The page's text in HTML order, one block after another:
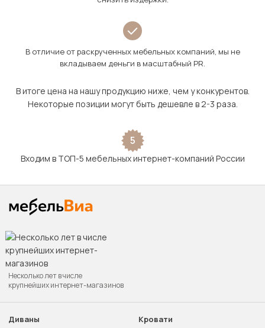
В отличие от раскрученных мебельных компаний, мы не
вкладываем деньги в масштабный PR.
В итоге цена на нашу продукцию ниже, чем у конкурентов.
Некоторые позиции могут быть дешевле в 2-3 раза.
5
Входим в ТОП-5 мебельных интернет-компаний России
Несколько лет в числе
крупнейших интернет-магазинов
Диваны
Кровати